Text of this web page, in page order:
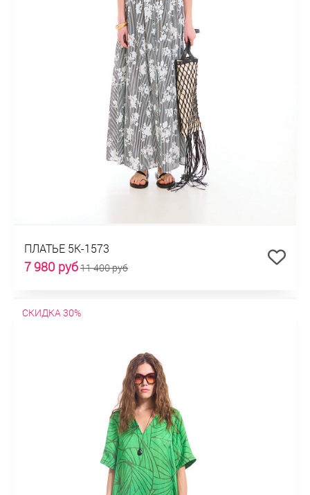
ПЛАТЬЕ 5К-1573
7 980 руб11 400 руб
СКИДКА 30%